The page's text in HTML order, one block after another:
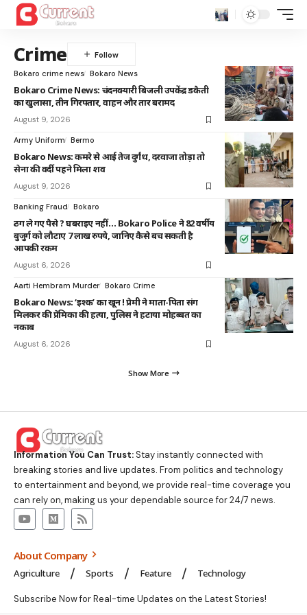
Crime
Bokaro crime news Bokaro News
Bokaro Crime News: चंदनक्यारी बिजली उपकेंद्र डकैती
का खुलासा, तीन गिरफ्तार, वाहन और तार बरामद
August 9, 2026
Army Uniform Bermo
Bokaro News: कमरे से आई तेज दुर्गंध, दरवाजा तोड़ा तो
सेना की वर्दी पहने मिला शव
August 9, 2026
Banking Fraud Bokaro
ठग ले गए पैसे ? घबराइए नहीं… Bokaro Police ने 82 वर्षीय
बुजुर्ग को लौटाए 7 लाख रुपये, जानिए कैसे बच सकती है
आपकी रकम
August 6, 2026
Aarti Hembram Murder Bokaro Crime
Bokaro News: ‘इश्क’ का खून ! प्रेमी ने माता-पिता संग
मिलकर की प्रेमिका की हत्या, पुलिस ने हटाया मोहब्बत का
नकाब
August 6, 2026
Show More
Information You Can Trust:Stay instantly connected with
breaking stories and live updates. From politics and technology
to entertainment and beyond, we provide real-time coverage you
can rely on, making us your dependable source for 24/7 news.
About Company
Agriculture Sports Feature Technology
Subscribe Now for Real-time Updates on the Latest Stories!